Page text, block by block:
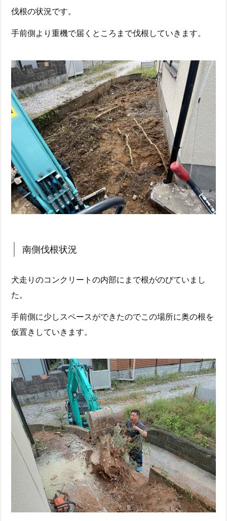
伐根の状況です。
手前側より重機で届くところまで伐根していきます。
南側伐根状況
犬走りのコンクリートの内部にまで根がのびていまし
た。
手前側に少しスペースができたのでこの場所に奥の根を
仮置きしていきます。